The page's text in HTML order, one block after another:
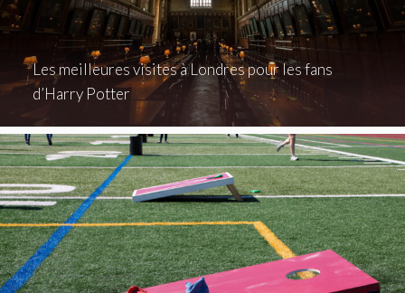
Les meilleures visites à Londres pour les fans
d’Harry Potter